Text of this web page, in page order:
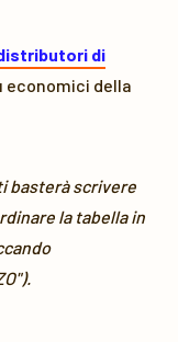
di
economici della
basterà scrivere
la tabella in